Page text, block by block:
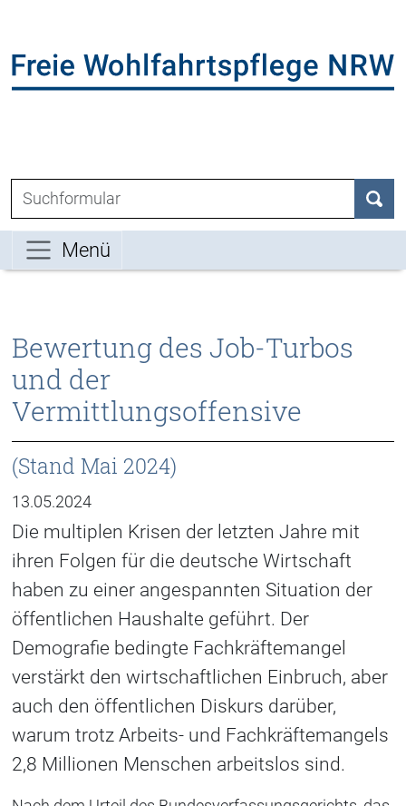
Suchen nach:
Menü
Bewertung des Job-Turbos
und der
Vermittlungsoffensive
(Stand Mai 2024)
13.05.2024
Die multiplen Krisen der letzten Jahre mit
ihren Folgen für die deutsche Wirtschaft
haben zu einer angespannten Situation der
öffentlichen Haushalte geführt. Der
Demografie bedingte Fachkräftemangel
verstärkt den wirtschaftlichen Einbruch, aber
auch den öffentlichen Diskurs darüber,
warum trotz Arbeits- und Fachkräftemangels
2,8 Millionen Menschen arbeitslos sind.